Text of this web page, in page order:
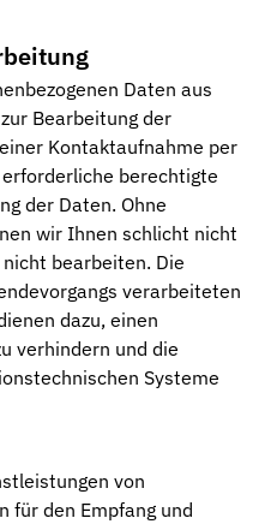
Daten aus
Bearbeitung der
Kontaktaufnahme per
berechtigte
der Daten. Ohne
wir Ihnen schlicht nicht
bearbeiten. Die
verarbeiteten
dazu, einen
verhindern und die
Systeme
von
für den Empfang und